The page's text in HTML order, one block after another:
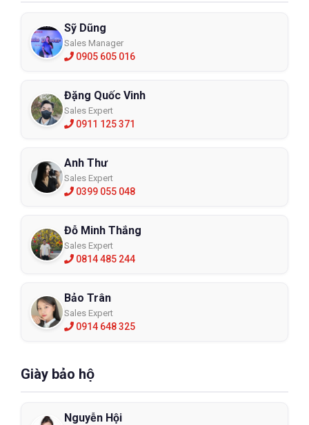
Sỹ Dũng
Sales Manager
0905 605 016
Đặng Quốc Vinh
Sales Expert
0911 125 371
Anh Thư
Sales Expert
0399 055 048
Đỗ Minh Thắng
Sales Expert
0814 485 244
Bảo Trân
Sales Expert
0914 648 325
Giày bảo hộ
Nguyễn Hội